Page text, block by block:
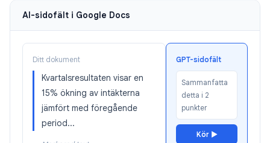
AI-sidofält i Google Docs
Ditt dokument
Kvartalsresultaten visar en
15% ökning av intäkterna
jämfört med föregående
period...
GPT-sidofält
Sammanfatta
detta i 2
punkter
Kör ▶